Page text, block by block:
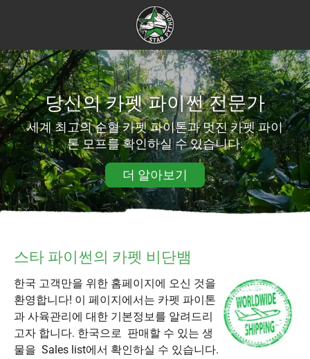
당신의 카펫 파이썬 전문가
세계 최고의 순혈 카펫 파이톤과 멋진 카펫 파이
톤 모프를 확인하실 수 있습니다.
더 알아보기
스타 파이썬의 카펫 비단뱀
한국 고객만을 위한 홈페이지에 오신 것을
환영합니다! 이 페이지에서는 카펫 파이톤
과 사육관리에 대한 기본정보를 알려드리
고자 합니다. 한국으로 판매할 수 있는 생
물을 Sales list에서 확인하실 수 있습니다.